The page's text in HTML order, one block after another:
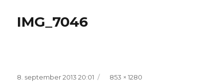
IMG_7046
Postitatud
8. september 2013 20:01 Täissuurus
853 × 1280